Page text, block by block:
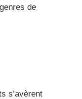
de
s’avèrent